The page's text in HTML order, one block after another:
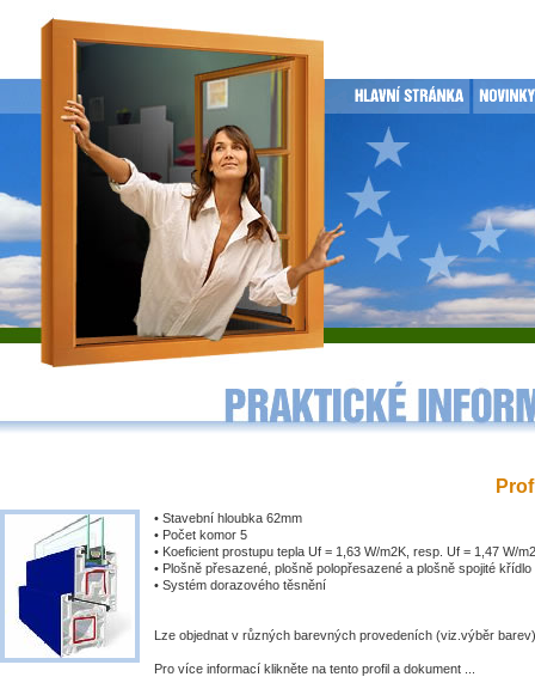
• Stavební hloubka 62mm
• Počet komor 5
• Koeficient prostupu tepla Uf = 1,63 W/m2K, resp. Uf = 1,47 W/
• Plošně přesazené, plošně polopřesazené a plošně spojité křídlo
• Systém dorazového těsnění
Lze objednat v různých barevných provedeních (viz.výběr barev)
Pro více informací klikněte na tento profil a dokument ...